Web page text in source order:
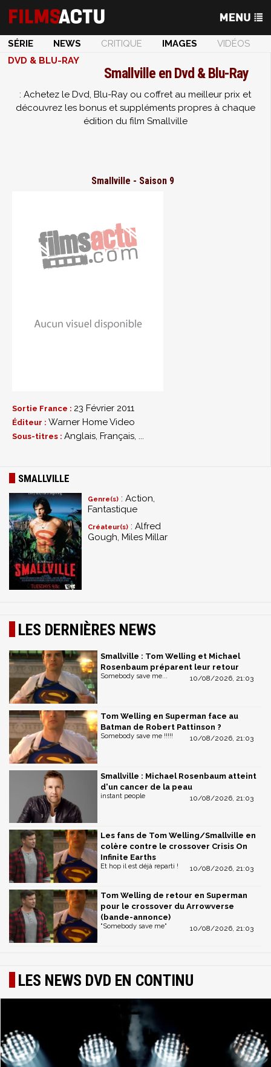
SÉRIE NEWS CRITIQUE IMAGES
VIDÉOS
DVD & BLU-RAY
Smallville en Dvd & Blu-Ray
: Achetez le Dvd, Blu-Ray ou coffret au meilleur prix et
découvrez les bonus et suppléments propres à chaque
édition du film Smallville
Smallville - Saison 9
Sortie France : 23 Février 2011
Éditeur : Warner Home Video
Sous-titres : Anglais, Français, ...
SMALLVILLE
Genre(s) : Action,
Fantastique
Créateur(s) : Alfred
Gough, Miles Millar
LES DERNIÈRES NEWS
Smallville : Tom Welling et Michael
Rosenbaum préparent leur retour
10/08/2026, 21:03
Somebody save me...
Tom Welling en Superman face au
Batman de Robert Pattinson ?
10/08/2026, 21:03
Somebody save me !!!!!
Smallville : Michael Rosenbaum atteint
d'un cancer de la peau
10/08/2026, 21:03
instant people
Les fans de Tom Welling/Smallville en
colère contre le crossover Crisis On
Infinite Earths
10/08/2026, 21:03
Et hop il est déjà reparti !
Tom Welling de retour en Superman
pour le crossover du Arrowverse
(bande-annonce)
10/08/2026, 21:03
"Somebody save me"
LES NEWS DVD EN CONTINU